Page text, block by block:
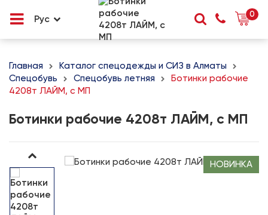
Рус
0
Главная
Каталог спецодежды и СИЗ в Алматы
Спецобувь
Спецобувь летняя
Ботинки рабочие
4208т ЛАЙМ, с МП
Ботинки рабочие 4208т ЛАЙМ, с МП
НОВИНКА